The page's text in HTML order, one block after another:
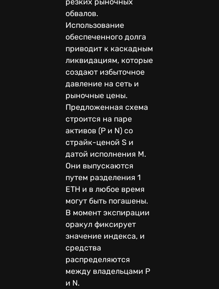
обвалов.
Использование
обеспеченного долга
приводит к каскадным
ликвидациям, которые
создают избыточное
давление на сеть и
рыночные цены.
Предложенная схема
строится на паре
активов (P и N) со
страйк-ценой S и
датой исполнения M.
Они выпускаются
путем разделения 1
ETH и в любое время
могут быть погашены.
В момент экспирации
оракул фиксирует
значение индекса, и
средства
распределяются
между владельцами P
и N.